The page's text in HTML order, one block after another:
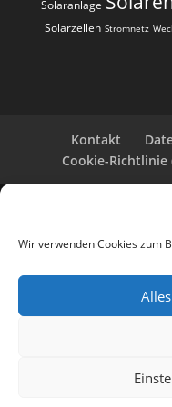
Wir verwenden Cookies zum
Solaranlage
Solarzellen Stromnetz
Kontakt
Cookie-Richtlinie
Copyright 2025-
Webseite mit Infos
Wenn Sie bei
anfordern oder
wir ggf. eine
KI-Hinweis: